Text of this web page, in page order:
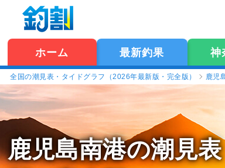
ホーム 最新釣果 神
全国の潮見表・タイドグラフ（2026年最新版・完全版） 鹿児
鹿児島南港の潮見表